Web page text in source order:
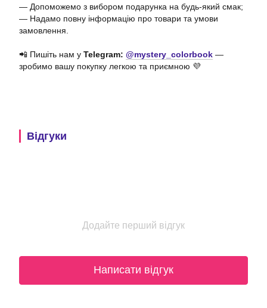
— Допоможемо з вибором подарунка на будь-який смак;
— Надамо повну інформацію про товари та умови
замовлення.
📲 Пишіть нам у Telegram: @mystery_colorbook —
зробимо вашу покупку легкою та приємною 💜
Відгуки
Додайте перший відгук
Написати відгук